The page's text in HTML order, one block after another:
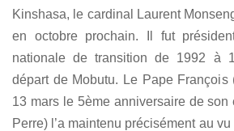
Kinshasa, le cardinal Laurent
en octobre prochain. Il fut
nationale de transition de 1992 à
départ de Mobutu. Le Pape
13 mars le 5ème anniversaire de
Perre) l’a maintenu précisément au vu